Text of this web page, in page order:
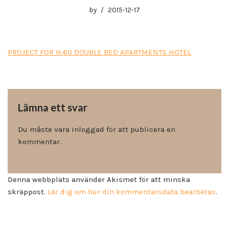
by 2015-12-17
PROJECT FOR N.60 DOUBLE BED APARTMENTS HOTEL
Lämna ett svar
Du måste vara inloggad för att publicera en
kommentar.
Denna webbplats använder Akismet för att minska
skräppost. Lär dig om hur din kommentarsdata bearbetas.